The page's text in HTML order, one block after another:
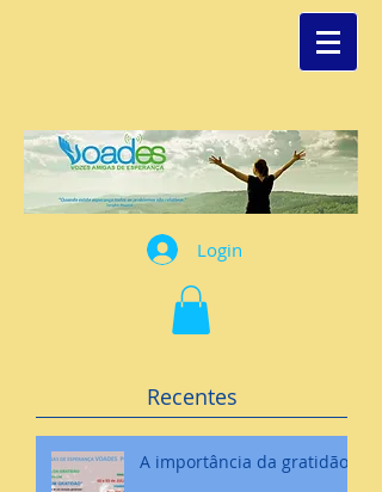
Login
Recentes
A importância da gratidão